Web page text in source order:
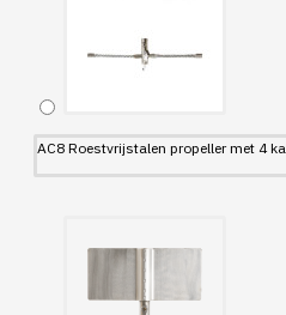
AC8 Roestvrijstalen propeller met 4